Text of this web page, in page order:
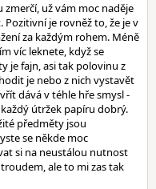
už vám moc naděje
je rovněž to, že je v
za každým rohem. Méně
víc leknete, když se
je fajn, asi tak polovinu z
je nebo z nich vystavět
dává v téhle hře smysl -
útržek papíru dobrý.
předměty jsou
se někde moc
si na neustálou nutnost
ale to mi zas tak